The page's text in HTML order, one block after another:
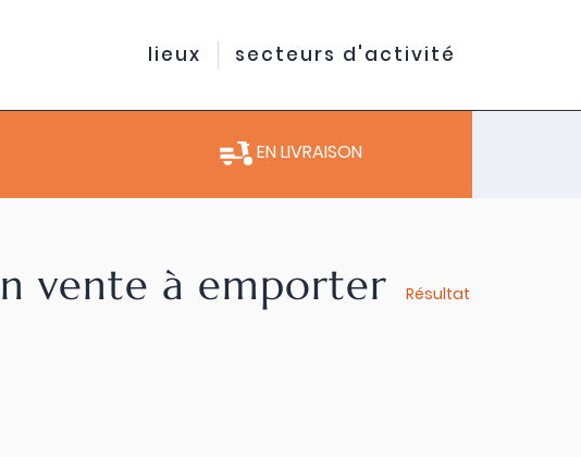
lieux secteurs d'activité
EN LIVRAISON
vente à emporter
Résultat